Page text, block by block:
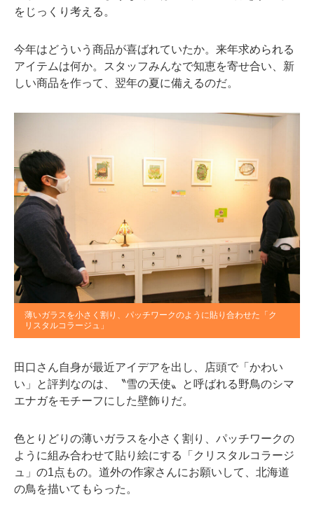
をじっくり考える。
今年はどういう商品が喜ばれていたか。来年求められる
アイテムは何か。スタッフみんなで知恵を寄せ合い、新
しい商品を作って、翌年の夏に備えるのだ。
薄いガラスを小さく割り、パッチワークのように貼り合わせた「ク
リスタルコラージュ」
田口さん自身が最近アイデアを出し、店頭で「かわい
い」と評判なのは、〝雪の天使〟と呼ばれる野鳥のシマ
エナガをモチーフにした壁飾りだ。
色とりどりの薄いガラスを小さく割り、パッチワークの
ように組み合わせて貼り絵にする「クリスタルコラージ
ュ」の1点もの。道外の作家さんにお願いして、北海道
の鳥を描いてもらった。